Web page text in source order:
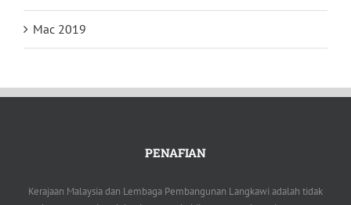
Mac 2019
PENAFIAN
Kerajaan Malaysia dan Lembaga Pembangunan Langkawi adalah tidak